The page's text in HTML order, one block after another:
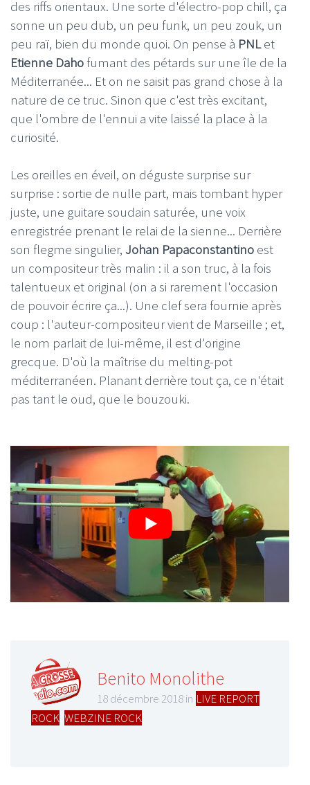
des riffs orientaux. Une sorte d'électro-pop chill, ça
sonne un peu dub, un peu funk, un peu zouk, un
peu raï, bien du monde quoi. On pense à PNLet
Etienne Dahofumant des pétards sur une île de la
Méditerranée... Et on ne saisit pas grand chose à la
nature de ce truc. Sinon que c'est très excitant,
que l'ombre de l'ennui a vite laissé la place à la
curiosité.
Les oreilles en éveil, on déguste surprise sur
surprise : sortie de nulle part, mais tombant hyper
juste, une guitare soudain saturée, une voix
enregistrée prenant le relai de la sienne... Derrière
son flegme singulier, Johan Papaconstantino est
un compositeur très malin : il a son truc, à la fois
talentueux et original (on a si rarement l'occasion
de pouvoir écrire ça...). Une clef sera fournie après
coup : l'auteur-compositeur vient de Marseille ; et,
le nom parlait de lui-même, il est d'origine
grecque. D'où la maîtrise du melting-pot
méditerranéen. Planant derrière tout ça, ce n'était
pas tant le oud, que le bouzouki.
Benito Monolithe
18 décembre 2018 in LIVE REPORT
ROCK WEBZINE ROCK